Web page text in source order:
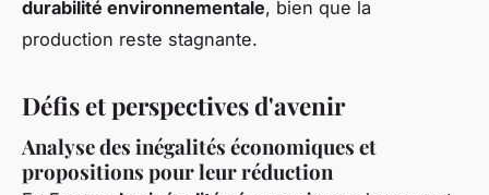
durabilité environnementale, bien que la
production reste stagnante.
Défis et perspectives d'avenir
Analyse des inégalités économiques et
propositions pour leur réduction